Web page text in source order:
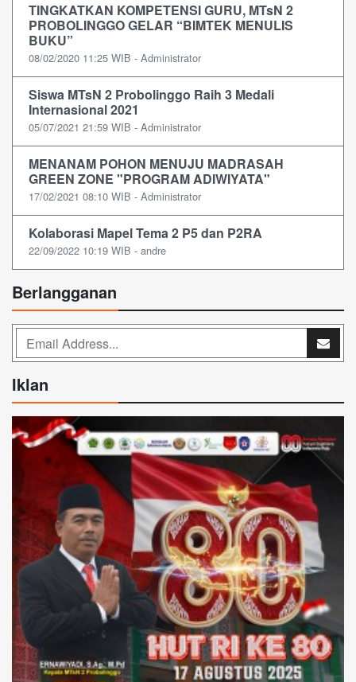
TINGKATKAN KOMPETENSI GURU, MTsN 2
PROBOLINGGO GELAR “BIMTEK MENULIS
BUKU”
08/02/2020 11:25 WIB - Administrator
Siswa MTsN 2 Probolinggo Raih 3 Medali
Internasional 2021
05/07/2021 21:59 WIB - Administrator
MENANAM POHON MENUJU MADRASAH
GREEN ZONE "PROGRAM ADIWIYATA"
17/02/2021 08:10 WIB - Administrator
Kolaborasi Mapel Tema 2 P5 dan P2RA
22/09/2022 10:19 WIB - andre
Berlangganan
Iklan